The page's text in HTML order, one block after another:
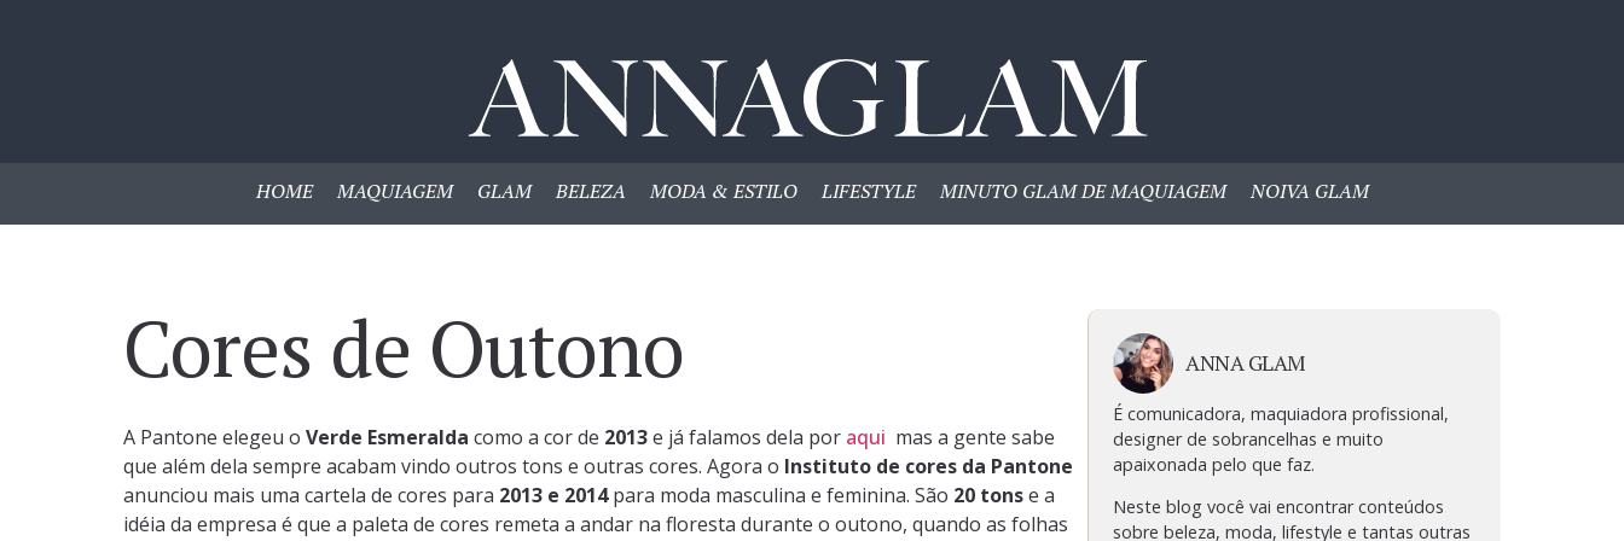
HOME MAQUIAGEM GLAM BELEZA MODA & ESTILO LIFESTYLE MINUTO GLAM DE MAQUIAGEM NOIVA GLAM
Cores de Outono
A Pantone elegeu o Verde Esmeralda como a cor de 2013e já falamos dela por aqui mas a gente sabe
que além dela sempre acabam vindo outros tons e outras cores. Agora o Instituto de cores da Pantone
anunciou mais uma cartela de cores para 2013 e 2014para moda masculina e feminina. São 20 tonse a
idéia da empresa é que a paleta de cores remeta a andar na floresta durante o outono, quando as folhas
ANNA GLAM
É comunicadora, maquiadora profissional,
designer de sobrancelhas e muito
apaixonada pelo que faz.
Neste blog você vai encontrar conteúdos
sobre beleza, moda, lifestyle e tantas outras